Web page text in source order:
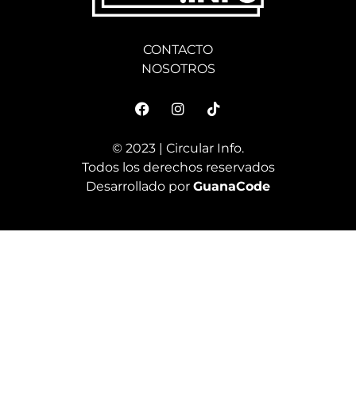
CONTACTO
NOSOTROS
© 2023 | Circular Info.
Todos los derechos reservados
Desarrollado por GuanaCode